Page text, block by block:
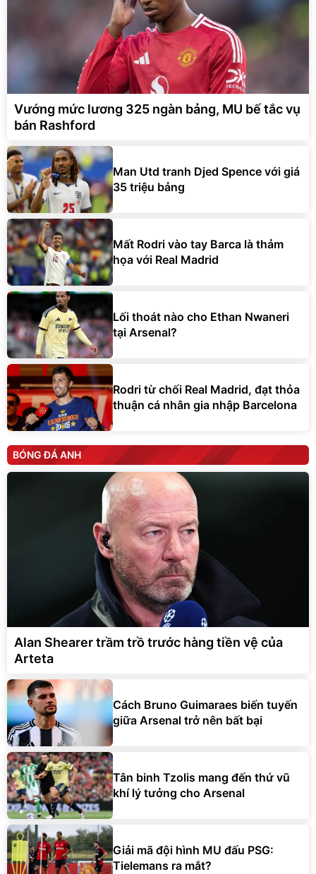
Vướng mức lương 325 ngàn bảng, MU bế tắc vụ
bán Rashford
Man Utd tranh Djed Spence với giá
35 triệu bảng
Mất Rodri vào tay Barca là thảm
họa với Real Madrid
Lối thoát nào cho Ethan Nwaneri
tại Arsenal?
Rodri từ chối Real Madrid, đạt thỏa
thuận cá nhân gia nhập Barcelona
BÓNG ĐÁ ANH
Alan Shearer trầm trồ trước hàng tiền vệ của
Arteta
Cách Bruno Guimaraes biến tuyến
giữa Arsenal trở nên bất bại
Tân binh Tzolis mang đến thứ vũ
khí lý tưởng cho Arsenal
Giải mã đội hình MU đấu PSG:
Tielemans ra mắt?